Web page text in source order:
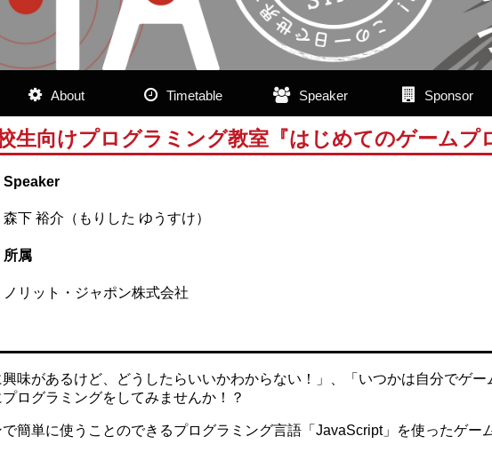
About Timetable Speaker Sponsor
生向けプログラミング教室『はじめてのゲームプ
Speaker
森下 裕介（もりした ゆうすけ）
所属
ノリット・ジャポン株式会社
興味があるけど、どうしたらいいかわからない！」、「いつかは自分でゲ
ログラミングをしてみませんか！？
簡単に使うことのできるプログラミング言語「JavaScript」を使ったゲー